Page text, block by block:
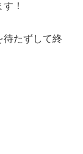
！
待たずして終